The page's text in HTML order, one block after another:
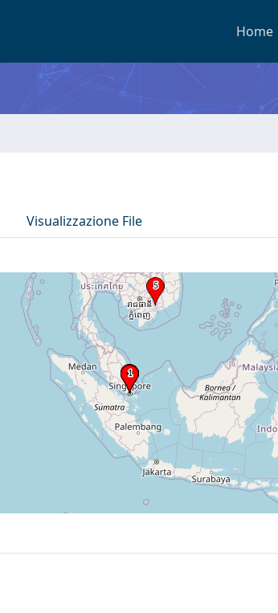
Home
Visualizzazione File